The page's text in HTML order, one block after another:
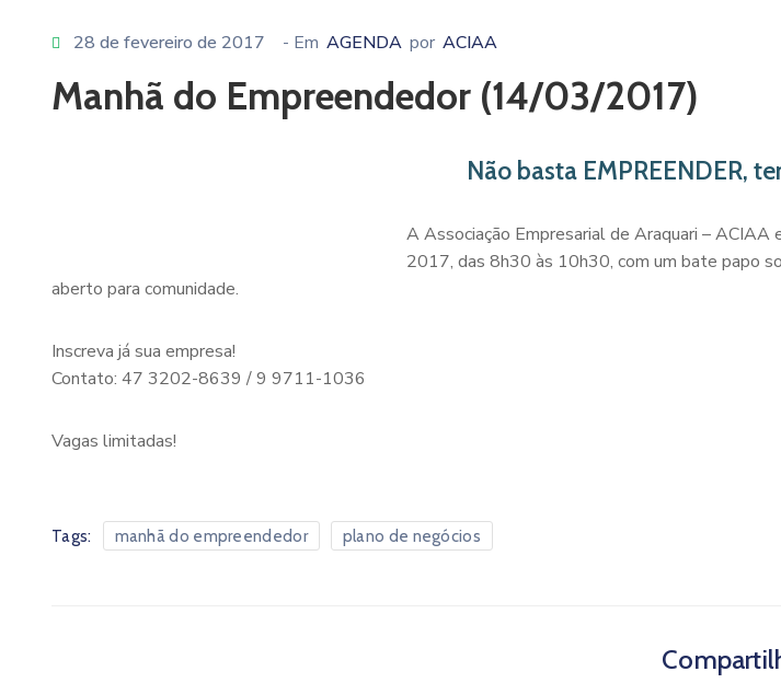
28 de fevereiro de 2017 - Em AGENDA por ACIAA
Manhã do Empreendedor (14/03/2017)
Não basta EMPREENDER,
A Associação Empresarial de Araquari – ACIAA
2017, das 8h30 às 10h30, com um bate papo
aberto para comunidade.
Inscreva já sua empresa!
Contato: 47 3202-8639 / 9 9711-1036
Vagas limitadas!
Tags: manhã do empreendedor plano de negócios